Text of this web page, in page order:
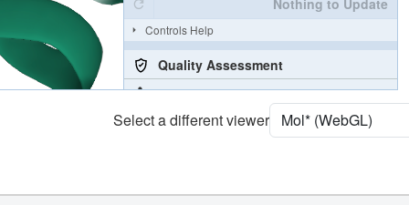
View
Nothing to Update
Controls Help
Quality Assessment
Select a different viewer